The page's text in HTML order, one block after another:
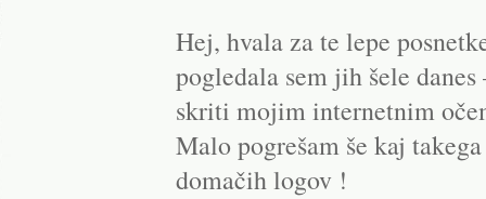
Hej, hvala za te lepe
pogledala sem jih šele
skriti mojim internetnim
Malo pogrešam še kaj
domačih logov !